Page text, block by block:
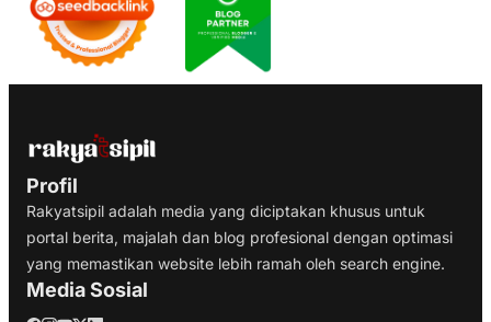
Profil
Rakyatsipil adalah media yang diciptakan khusus untuk
portal berita, majalah dan blog profesional dengan optimasi
yang memastikan website lebih ramah oleh search engine.
Media Sosial